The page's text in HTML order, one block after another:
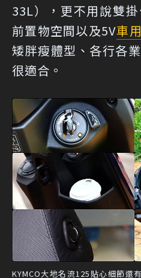
33L），更不用說雙
前置物空間以及5V車用
矮胖瘦體型、各行各
很適合。
KYMCO大地名流125貼心細節還